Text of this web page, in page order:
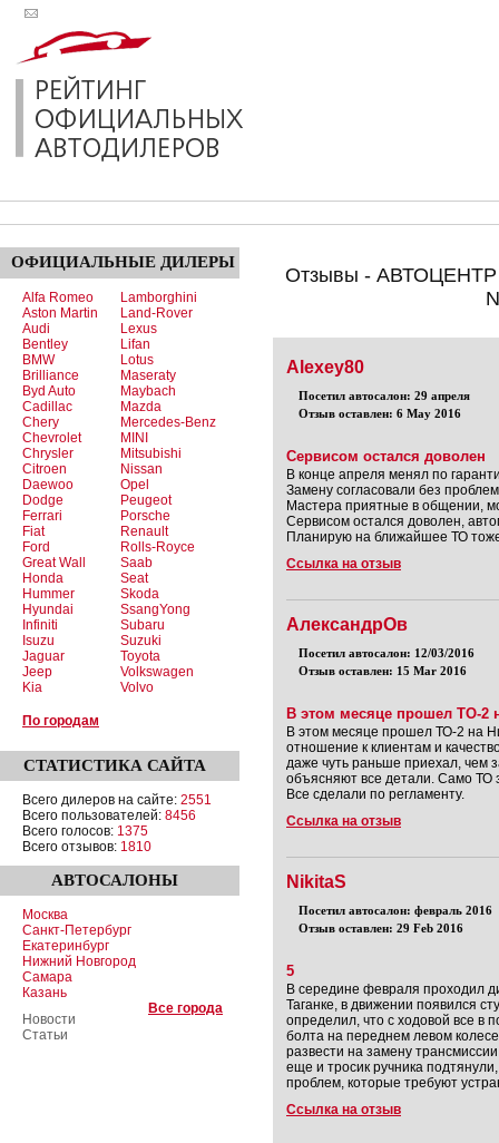
ОФИЦИАЛЬНЫЕ ДИЛЕРЫ
Alfa Romeo
Aston Martin
Audi
Bentley
BMW
Brilliance
Byd Auto
Cadillac
Chery
Chevrolet
Chrysler
Citroen
Daewoo
Dodge
Ferrari
Fiat
Ford
Great Wall
Honda
Hummer
Hyundai
Infiniti
Isuzu
Jaguar
Jeep
Kia
Lamborghini
Land-Rover
Lexus
Lifan
Lotus
Maseraty
Maybach
Mazda
Mercedes-Benz
MINI
Mitsubishi
Nissan
Opel
Peugeot
Porsche
Renault
Rolls-Royce
Saab
Seat
Skoda
SsangYong
Subaru
Suzuki
Toyota
Volkswagen
Volvo
По городам
СТАТИСТИКА САЙТА
Всего дилеров на сайте: 2551
Всего пользователей: 8456
Всего голосов: 1375
Всего отзывов: 1810
АВТОСАЛОНЫ
Москва
Санкт-Петербург
Екатеринбург
Нижний Новгород
Самара
Казань
Все города
Новости
Статьи
Отзывы - АВТОЦЕНТР
Alexey80
Посетил автосалон: 29 апреля
Отзыв оставлен: 6 May 2016
Сервисом остался доволен
В конце апреля менял по
Замену согласовали без
Мастера приятные в общении,
Сервисом остался доволен,
Планирую на ближайшее ТО
Ссылка на отзыв
АлександрОв
Посетил автосалон: 12/03/2016
Отзыв оставлен: 15 Mar 2016
В этом месяце прошел ТО-2
В этом месяце прошел ТО-2 на
отношение к клиентам и
даже чуть раньше приехал, чем
объясняют все детали. Само ТО
Все сделали по регламенту.
Ссылка на отзыв
NikitaS
Посетил автосалон: февраль 2016
Отзыв оставлен: 29 Feb 2016
5
В середине февраля проходил
Таганке, в движении появился
определил, что с ходовой все в
болта на переднем левом
развести на замену
еще и тросик ручника
проблем, которые требуют
Ссылка на отзыв